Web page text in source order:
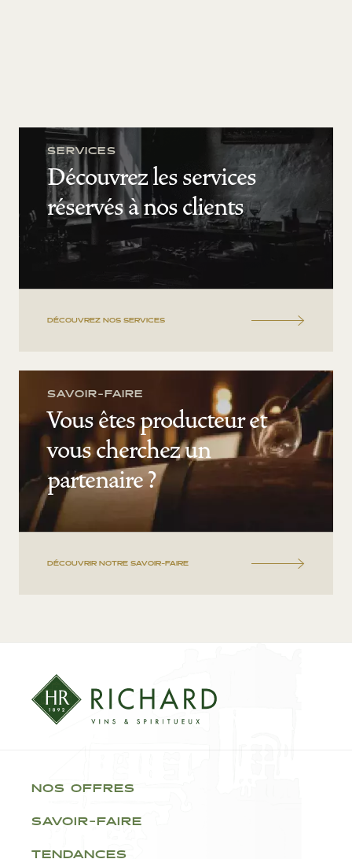
SERVICES
Découvrez les services
réservés à nos clients
DÉCOUVREZ NOS SERVICES
SAVOIR-FAIRE
Vous êtes producteur et
vous cherchez un
partenaire ?
DÉCOUVRIR NOTRE SAVOIR-FAIRE
NOS OFFRES
SAVOIR-FAIRE
TENDANCES